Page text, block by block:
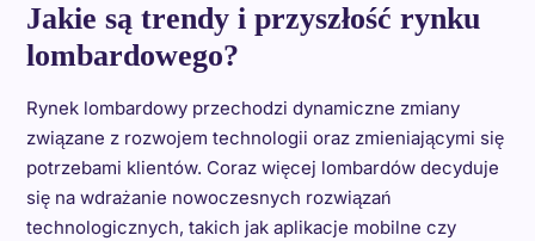
Jakie są trendy i przyszłość rynku
lombardowego?
Rynek lombardowy przechodzi dynamiczne zmiany
związane z rozwojem technologii oraz zmieniającymi się
potrzebami klientów. Coraz więcej lombardów decyduje
się na wdrażanie nowoczesnych rozwiązań
technologicznych, takich jak aplikacje mobilne czy